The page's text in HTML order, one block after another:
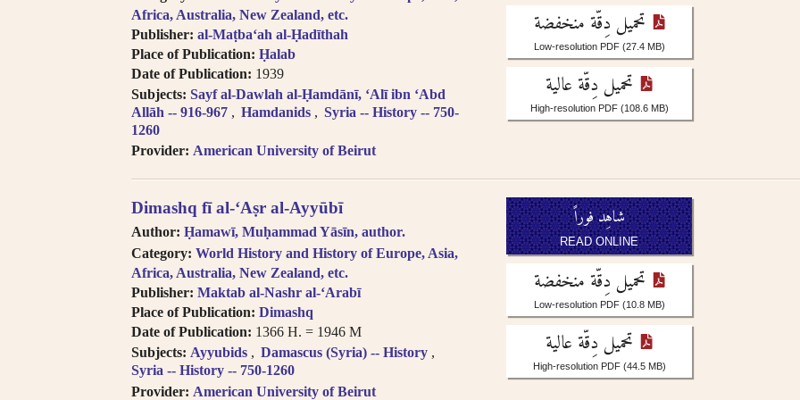
Try searching subject terms in English, French, or
transliteration, i.e. philosophy, philosophie, falsafah.
Try searching names with or without the definite article
“Al-“.
Diacritics on the last letter of a word are not included,
i.e. search for al-Kabir not al-Kabiru.
as -iyyah, i.e. search for Hanafiyah.
Tanwīn al-Fatḥ is written in transliteration as -an, i.e.
search for khassatan.
Tāʼ Marbūṭah is written as -h for single nouns and -t in
cases of al-Iḍāfah (compound nouns).
الصوتية أو باللغة
Africa, Australia, New Zealand, etc.
Publisher: al-Maṭbaʻah al-Ḥadīthah
Place of Publication: Ḥalab
Date of Publication: 1939
Subjects: Sayf al-Dawlah al-Ḥamdānī, ʻAlī ibn ʻAbd
Allāh -- 916-967
Hamdanids
Syria -- History -- 750-
1260
Provider: American University of Beirut
تحميل دِقّة منخفضة
Low-resolution PDF (27.4 MB)
تحميل دِقّة عالية
High-resolution PDF (108.6 MB)
Dimashq fī al-ʻAṣr al-Ayyūbī
Author: Ḥamawī, Muḥammad Yāsīn, author.
Category: World History and History of Europe, Asia,
Africa, Australia, New Zealand, etc.
Publisher: Maktab al-Nashr al-‘Arabī
Place of Publication: Dimashq
Date of Publication: 1366 H. = 1946 M
Subjects: Ayyubids
Damascus (Syria) -- History
Syria -- History -- 750-1260
Provider: American University of Beirut
شاهِد فوراً
READ ONLINE
تحميل دِقّة منخفضة
Low-resolution PDF (10.8 MB)
تحميل دِقّة عالية
High-resolution PDF (44.5 MB)